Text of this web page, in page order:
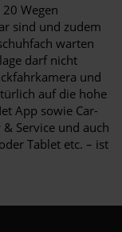
Wegen
sind und zudem
warten
darf nicht
und
auf die hohe
App sowie Car-
Service und auch
Tablet etc. – ist